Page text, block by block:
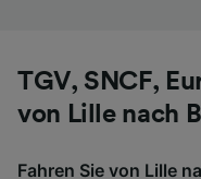
TGV, SNCF,
von Lille nach
Fahren Sie von Lille